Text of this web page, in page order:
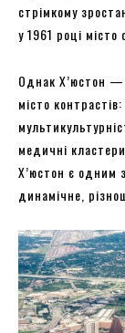
стрімкому
у 1961 році
Однак Х’юстон —
місто
медичні
Х’юстон є одним
динамічне,